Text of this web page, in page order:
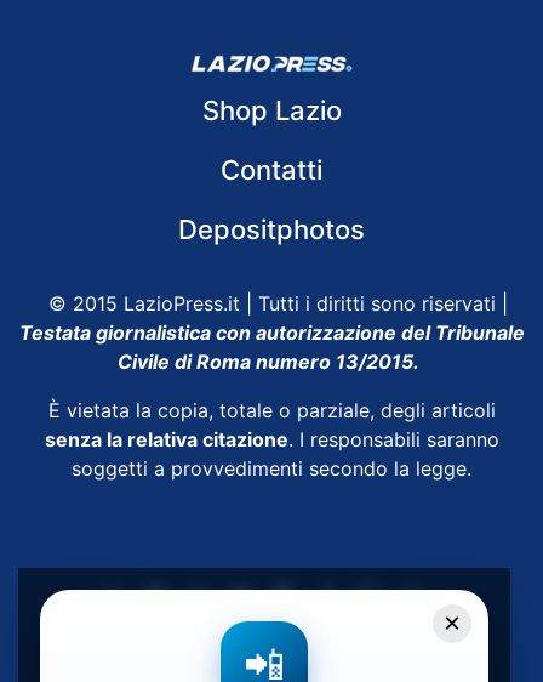
Shop Lazio
Contatti
Depositphotos
© 2015 LazioPress.it | Tutti i diritti sono riservati |
Testata giornalistica con autorizzazione del Tribunale
Civile di Roma numero 13/2015.
È vietata la copia, totale o parziale, degli articoli
senza la relativa citazione. I responsabili saranno
soggetti a provvedimenti secondo la legge.
×
📲
Powered by SpheraHouse